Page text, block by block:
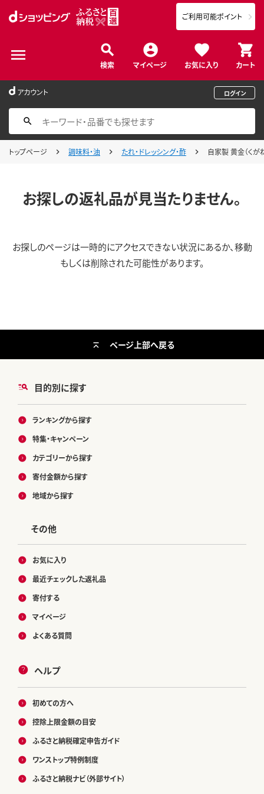
検索 マイページ お気に入り カート
ご利用可能ポイント
アカウント ログイン
トップページ 調味料・油 たれ・ドレッシング・酢 自家製 黄金（く
お探しの返礼品が見当たりません。
お探しのページは一時的にアクセスできない状況にあるか、移動
もしくは削除された可能性があります。
目的別に探す
ランキングから探す
特集・キャンペーン
カテゴリーから探す
寄付金額から探す
地域から探す
その他
お気に入り
最近チェックした返礼品
寄付する
マイページ
よくある質問
ヘルプ
初めての方へ
控除上限金額の目安
ふるさと納税確定申告ガイド
ワンストップ特例制度
ふるさと納税ナビ（外部サイト）
ページ上部へ戻る